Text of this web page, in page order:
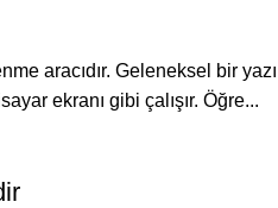
aracıdır. Geleneksel bir yazı
ekranı gibi çalışır. Öğre...